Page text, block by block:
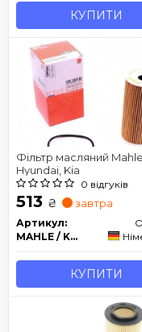
КУПИТИ
Фільтр масляний Mahle
Hyundai, Kia
0 відгуків
513 ₴ завтра
Артикул:
MAHLE / KNECHT
КУПИТИ